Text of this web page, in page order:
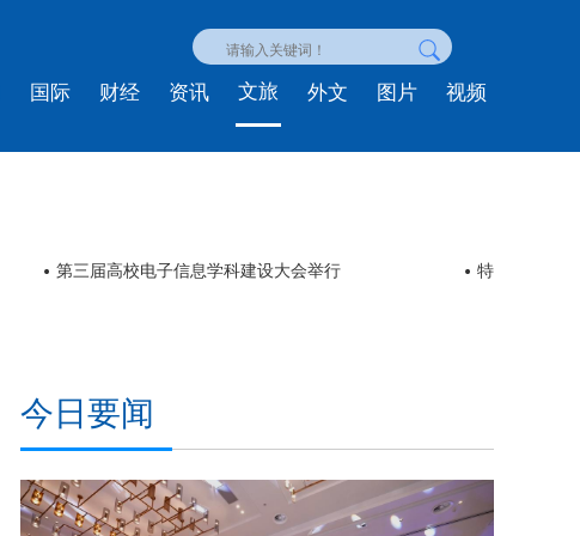
国际 财经 资讯 文旅 外文 图片 视频
第三届高校电子信息学科建设大会举行 特朗普称将
今日要闻